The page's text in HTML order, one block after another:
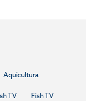
Aquicultura
TV Fish TV